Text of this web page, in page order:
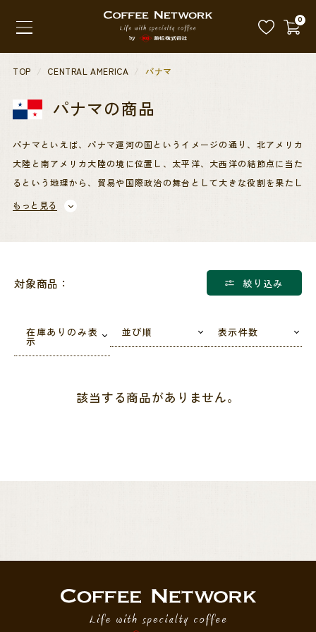
0
TOP CENTRAL AMERICA パナマ
パナマの商品
パナマといえば、パナマ運河の国というイメージの通り、北アメリカ
大陸と南アメリカ大陸の境に位置し、太平洋、大西洋の結節点に当た
るという地理から、貿易や国際政治の舞台として大きな役割を果たし
ています。
国土はパナマ運河によって二分されています。全体的に山脈が多く、
っています。熱帯性気候の豊富な降水量のもと、まろやかで調和の取
れたカップのパナマコーヒーが生み出されています。
パナマは、元々はコーヒー産地としてあまり有名ではありませんでし
たが、近年その品質の高さから、世界中から脚光を浴びています。テ
もっと見る
対象商品： 絞り込み
在庫ありのみ表
示
並び順 表示件数
該当する商品がありません。